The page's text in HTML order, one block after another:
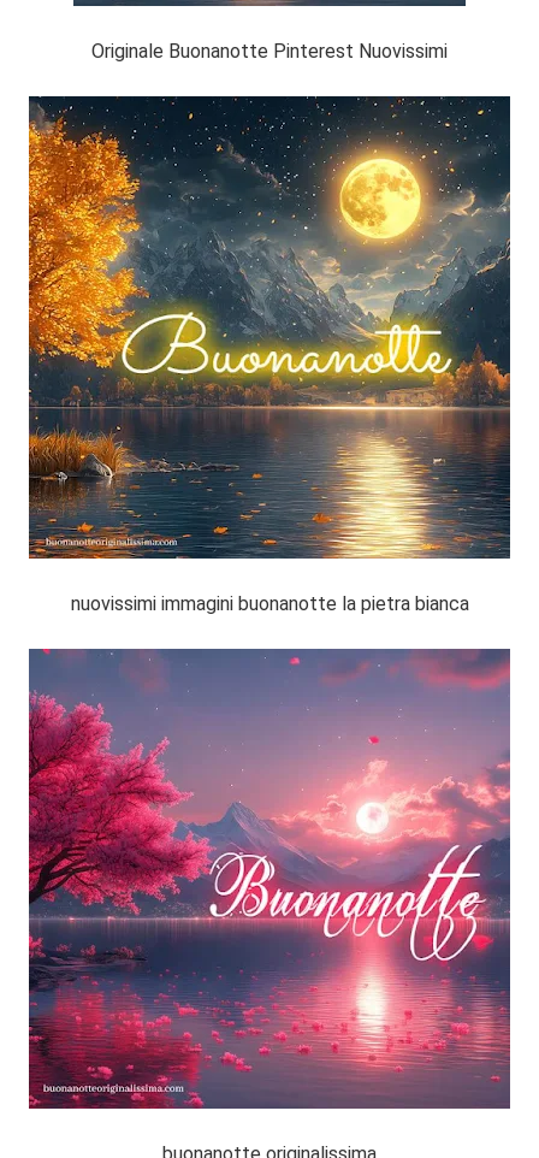
Originale Buonanotte Pinterest Nuovissimi
nuovissimi immagini buonanotte la pietra bianca